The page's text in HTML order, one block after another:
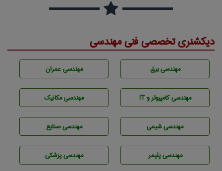
دیکشنری تخصصی فنی مهندسی
مهندسی برق مهندسی عمران
مهندسی كامپيوتر و IT مهندسی مکانیک
مهندسي شيمی مهندسی صنايع
مهندسی پليمر مهندسی پزشکی